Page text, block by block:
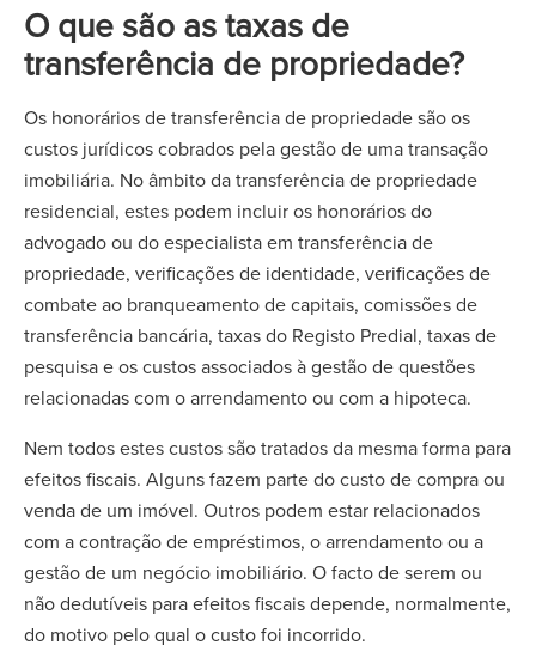
O que são as taxas de
transferência de propriedade?
Os honorários de transferência de propriedade são os
custos jurídicos cobrados pela gestão de uma transação
imobiliária. No âmbito da transferência de propriedade
residencial, estes podem incluir os honorários do
advogado ou do especialista em transferência de
propriedade, verificações de identidade, verificações de
combate ao branqueamento de capitais, comissões de
transferência bancária, taxas do Registo Predial, taxas de
pesquisa e os custos associados à gestão de questões
relacionadas com o arrendamento ou com a hipoteca.
Nem todos estes custos são tratados da mesma forma para
efeitos fiscais. Alguns fazem parte do custo de compra ou
venda de um imóvel. Outros podem estar relacionados
com a contração de empréstimos, o arrendamento ou a
gestão de um negócio imobiliário. O facto de serem ou
não dedutíveis para efeitos fiscais depende, normalmente,
do motivo pelo qual o custo foi incorrido.